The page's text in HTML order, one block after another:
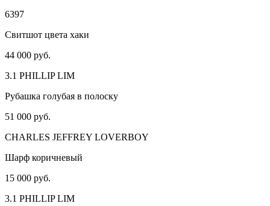
6397
Свитшот цвета хаки
44 000 руб.
3.1 PHILLIP LIM
Рубашка голубая в полоску
51 000 руб.
CHARLES JEFFREY LOVERBOY
Шарф коричневый
15 000 руб.
3.1 PHILLIP LIM